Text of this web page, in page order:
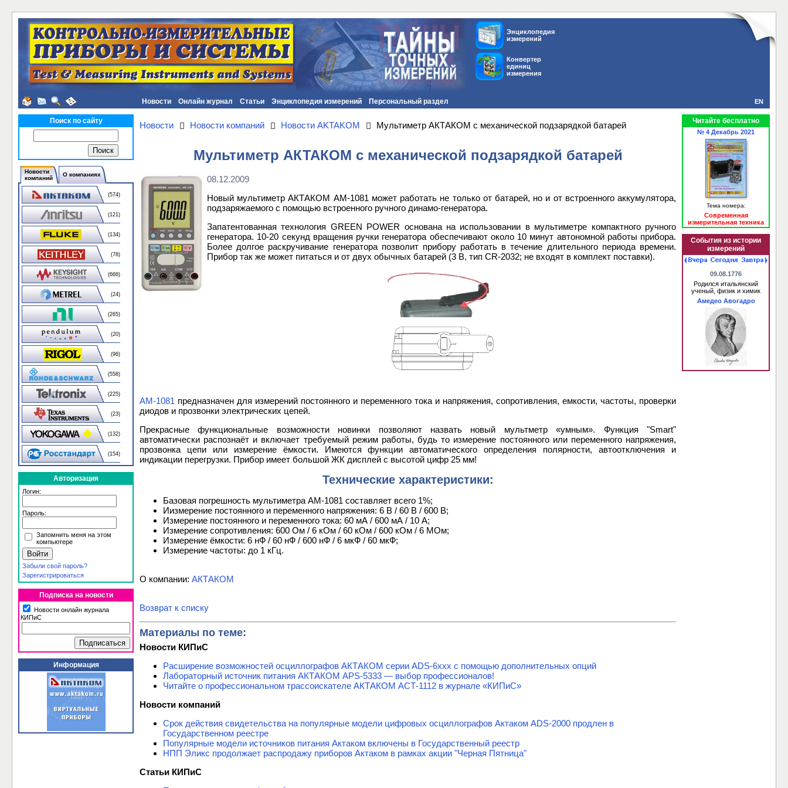
Энциклопедия
измерений
Конвертер
единиц
измерения
Новости Онлайн журнал Статьи Энциклопедия измерений Персональный раздел EN
Поиск по сайту
Новости
компаний
О компаниях
(574)
(121)
(134)
(78)
(666)
(24)
(265)
(20)
(96)
(558)
(225)
(23)
(132)
(154)
Авторизация
Логин:
Пароль:
Запомнить меня на этом
компьютере
Забыли свой пароль?
Зарегистрироваться
Подписка на новости
Новости онлайн журнала
КИПиС
Информация
Новости Новости компаний Новости AKTAKOM Мультиметр АКТАКОМ с механической подзарядкой батарей
Мультиметр АКТАКОМ с механической подзарядкой батарей
08.12.2009
Новый мультиметр АКТАКОМ АМ-1081 может работать не только от батарей, но и от встроенного аккумулятора,
подзаряжаемого с помощью встроенного ручного динамо-генератора.
Запатентованная технология GREEN POWER основана на использовании в мультиметре компактного ручного
генератора. 10-20 секунд вращения ручки генератора обеспечивают около 10 минут автономной работы прибора.
Более долгое раскручивание генератора позволит прибору работать в течение длительного периода времени.
Прибор так же может питаться и от двух обычных батарей (3 В, тип CR-2032; не входят в комплект поставки).
АМ-1081 предназначен для измерений постоянного и переменного тока и напряжения, сопротивления, емкости, частоты, проверки
диодов и прозвонки электрических цепей.
Прекрасные функциональные возможности новинки позволяют назвать новый мультметр «умным». Функция "Smart"
автоматически распознаёт и включает требуемый режим работы, будь то измерение постоянного или переменного напряжения,
прозвонка цепи или измерение ёмкости. Имеются функции автоматического определения полярности, автоотключения и
индикации перегрузки. Прибор имеет большой ЖК дисплей с высотой цифр 25 мм!
Технические характеристики:
Базовая погрешность мультиметра АМ-1081 составляет всего 1%;
Иизмерение постоянного и переменного напряжения: 6 В / 60 В / 600 В;
Измерение постоянного и переменного тока: 60 мА / 600 мА / 10 А;
Измерение сопротивления: 600 Ом / 6 кОм / 60 кОм / 600 кОм / 6 МОм;
Измерение ёмкости: 6 нФ / 60 нФ / 600 нФ / 6 мкФ / 60 мкФ;
Измерение частоты: до 1 кГц.
О компании: АКТАКОМ
Возврат к списку
Материалы по теме:
Новости КИПиС
Расширение возможностей осциллографов АКТАКОМ серии ADS-6ххх с помощью дополнительных опций
Лабораторный источник питания АКТАКОМ APS-5333 — выбор профессионалов!
Читайте о профессиональном трассоискателе АКТАКОМ АСТ-1112 в журнале «КИПиС»
Новости компаний
Срок действия свидетельства на популярные модели цифровых осциллографов Актаком ADS-2000 продлен в
Государственном реестре
Популярные модели источников питания Актаком включены в Государственный реестр
НПП Эликс продолжает распродажу приборов Актаком в рамках акции "Черная Пятница"
Статьи КИПиС
Читайте бесплатно
№ 4 Декабрь 2021
Тема номера:
Современная
измерительная техника
События из истории
измерений
09.08.1776
Родился итальянский
ученый, физик и химик
Амедео Авогадро